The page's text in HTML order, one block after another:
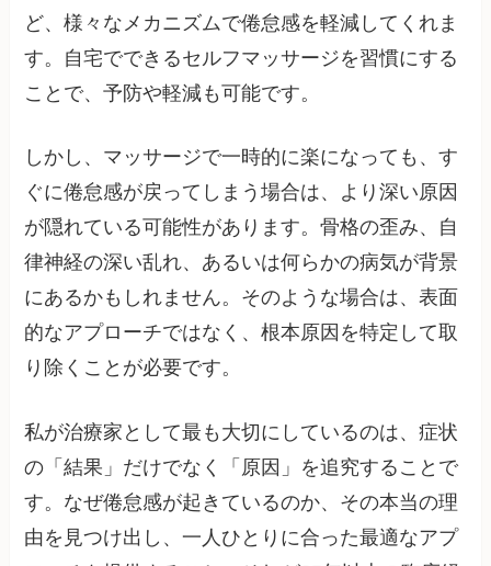
ど、様々なメカニズムで倦怠感を軽減してくれま
す。自宅でできるセルフマッサージを習慣にする
ことで、予防や軽減も可能です。
しかし、マッサージで一時的に楽になっても、す
ぐに倦怠感が戻ってしまう場合は、より深い原因
が隠れている可能性があります。骨格の歪み、自
律神経の深い乱れ、あるいは何らかの病気が背景
にあるかもしれません。そのような場合は、表面
的なアプローチではなく、根本原因を特定して取
り除くことが必要です。
私が治療家として最も大切にしているのは、症状
の「結果」だけでなく「原因」を追究することで
す。なぜ倦怠感が起きているのか、その本当の理
由を見つけ出し、一人ひとりに合った最適なアプ